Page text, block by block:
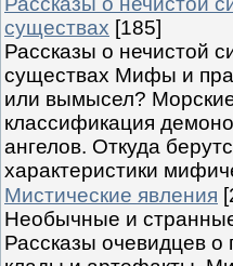
существах [185]
Рассказы о нечистой
существах Мифы и
или вымысел?
классификация
ангелов. Откуда
характеристики
Мистические явления
Необычные и
Рассказы очевидцев о